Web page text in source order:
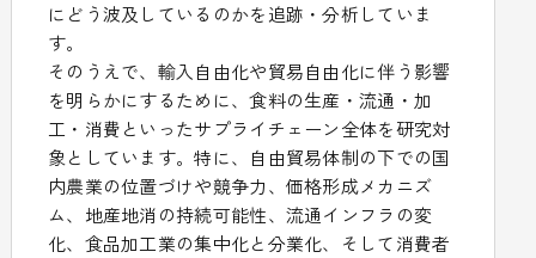
にどう波及しているのかを追跡・分析していま
す。
そのうえで、輸入自由化や貿易自由化に伴う影響
を明らかにするために、食料の生産・流通・加
工・消費といったサプライチェーン全体を研究対
象としています。特に、自由貿易体制の下での国
内農業の位置づけや競争力、価格形成メカニズ
ム、地産地消の持続可能性、流通インフラの変
化、食品加工業の集中化と分業化、そして消費者